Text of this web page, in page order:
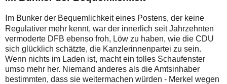
Im Bunker der Bequemlichkeit eines Postens, der keine
Regulativer mehr kennt, war der innerlich seit Jahrzehnten
vermoderte DFB ebenso froh, Löw zu haben, wie die CDU
sich glücklich schätzte, die Kanzlerinnenpartei zu sein.
Wenn nichts im Laden ist, macht ein tolles Schaufenster
umso mehr her. Niemand anderes als die Amtsinhaber
bestimmten, dass sie weitermachen würden - Merkel wegen